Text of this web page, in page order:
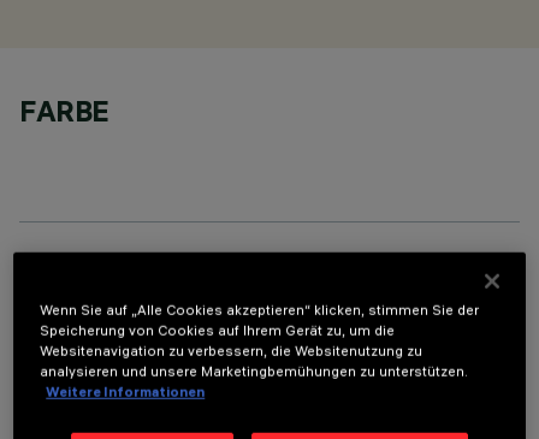
FARBE
LETZTES UPDATE: 05.08.2026
BESCHREIBUNG
Rechteckige Einbauleuchte mit LED. Strukturgehäuse aus
Wenn Sie auf „Alle Cookies akzeptieren“ klicken, stimmen Sie der
Speicherung von Cookies auf Ihrem Gerät zu, um die
Websitenavigation zu verbessern, die Websitenutzung zu
analysieren und unsere Marketingbemühungen zu unterstützen.
Weitere Informationen